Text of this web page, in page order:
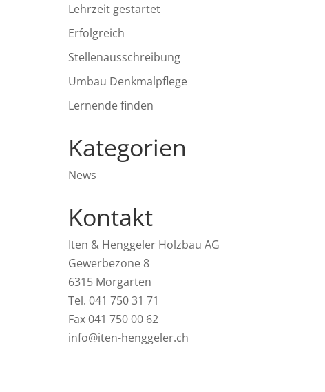
Lehrzeit gestartet
Erfolgreich
Stellenausschreibung
Umbau Denkmalpflege
Lernende finden
Kategorien
News
Kontakt
Iten & Henggeler Holzbau AG
Gewerbezone 8
6315 Morgarten
Tel. 041 750 31 71
Fax 041 750 00 62
info@iten-henggeler.ch